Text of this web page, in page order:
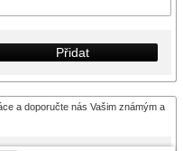
Přidat
a doporučte nás Vašim známým a